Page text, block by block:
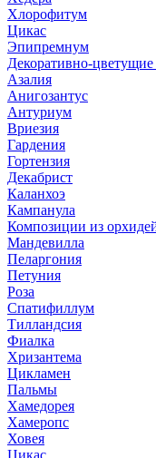
Хлорофитум
Цикас
Эпипремнум
Декоративно-цветущие
Азалия
Анигозантус
Антуриум
Вриезия
Гардения
Гортензия
Декабрист
Каланхоэ
Кампанула
Композиции из
Мандевилла
Пеларгония
Петуния
Роза
Спатифиллум
Тилландсия
Фиалка
Хризантема
Цикламен
Пальмы
Хамедорея
Хамеропс
Ховея
Цикас